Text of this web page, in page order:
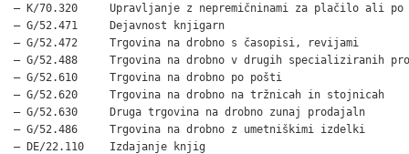
– K/70.320     Upravljanje z nepremičninami za plačilo ali po
– G/52.471     Dejavnost knjigarn
– G/52.472     Trgovina na drobno s časopisi, revijami
– G/52.488     Trgovina na drobno v drugih specializiranih
– G/52.610     Trgovina na drobno po pošti
– G/52.620     Trgovina na drobno na tržnicah in stojnicah
– G/52.630     Druga trgovina na drobno zunaj prodajaln
– G/52.486     Trgovina na drobno z umetniškimi izdelki
– DE/22.110    Izdajanje knjig